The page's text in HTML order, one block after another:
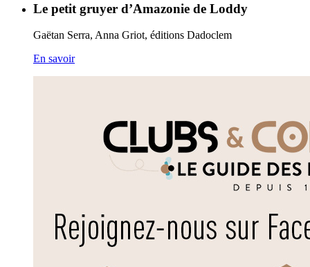
Le petit gruyer d’Amazonie de Loddy
Gaëtan Serra, Anna Griot, éditions Dadoclem
En savoir